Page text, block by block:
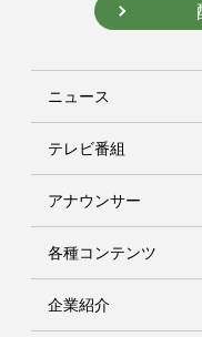
ニュース
テレビ番組
アナウンサー
各種コンテンツ
企業紹介